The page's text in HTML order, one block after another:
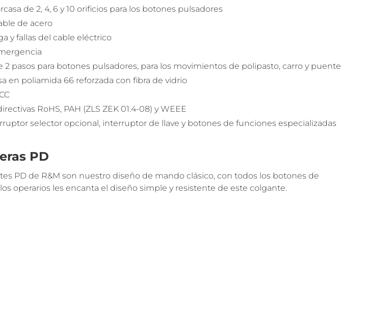
de 2, 4, 6 y 10 orificios para los botones pulsadores
de acero
y fallas del cable eléctrico
pasos para botones pulsadores, para los movimientos de polipasto, carro y puente
en poliamida 66 reforzada con fibra de vidrio
RoHS, PAH (ZLS ZEK 01.4-08) y WEEE
selector opcional, interruptor de llave y botones de funciones especializadas
PD
PD de R&M son nuestro diseño de mando clásico, con todos los botones de
operarios les encanta el diseño simple y resistente de este colgante.